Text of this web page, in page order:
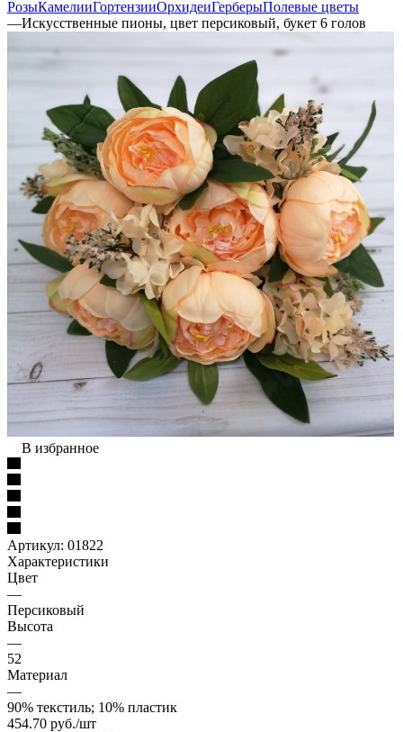
РозыКамелииГортензииОрхидеиГерберыПолевые цветы
—Искусственные пионы, цвет персиковый, букет 6 голов
В избранное
Артикул: 01822
Характеристики
Цвет
—
Персиковый
Высота
—
52
Материал
—
90% текстиль; 10% пластик
454.70 руб./шт